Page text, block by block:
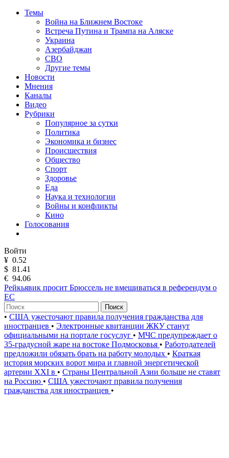
Темы
Война на Ближнем Востоке
Встреча Путина и Трампа на Аляске
Украина
Азербайджан
СВО
Другие темы
Новости
Мнения
Каналы
Видео
Рубрики
Популярное за сутки
Политика
Экономика и бизнес
Происшествия
Общество
Спорт
Здоровье
Еда
Наука и технологии
Войны и конфликты
Кино
Голосования
Войти
¥ 0.52
$ 81.41
€ 94.06
Рейкьявик просит Брюссель не вмешиваться в референдум о
ЕС
Поиск
• США ужесточают правила получения гражданства для
иностранцев • Электронные квитанции ЖКУ станут
официальными на портале госуслуг • МЧС предупреждает о
35-градусной жаре на востоке Подмосковья • Работодателей
предложили обязать брать на работу молодых • Краткая
история морских ворот мира и главной энергетической
артерии XXI в • Страны Центральной Азии больше не ставят
на Россию • США ужесточают правила получения
гражданства для иностранцев •